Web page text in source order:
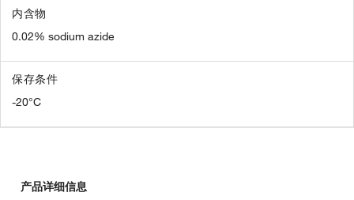
内含物
0.02% sodium azide
保存条件
-20°C
产品详细信息